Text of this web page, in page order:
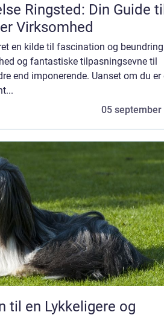
Ringsted: Din Guide
Virksomhed
en kilde til fascination og
og fantastiske tilpasningsevne til
end imponerende. Uanset om du er
05 september
til en Lykkeligere og